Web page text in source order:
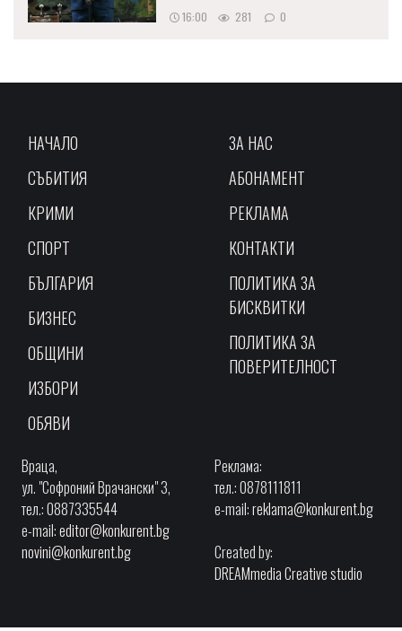
16:00 281 0
НАЧАЛО
СЪБИТИЯ
КРИМИ
СПОРТ
БЪЛГАРИЯ
БИЗНЕС
ОБЩИНИ
ИЗБОРИ
ОБЯВИ
ЗА НАС
АБОНАМЕНТ
РЕКЛАМА
КОНТАКТИ
ПОЛИТИКА ЗА
БИСКВИТКИ
ПОЛИТИКА ЗА
ПОВЕРИТЕЛНОСТ
Враца,
ул. "Софроний Врачански" 3,
тел.: 0887335544
e-mail:editor@konkurent.bg
novini@konkurent.bg
Реклама:
тел.: 0878111811
e-mail:reklama@konkurent.bg
Created by:
DREAMmedia Creative studio